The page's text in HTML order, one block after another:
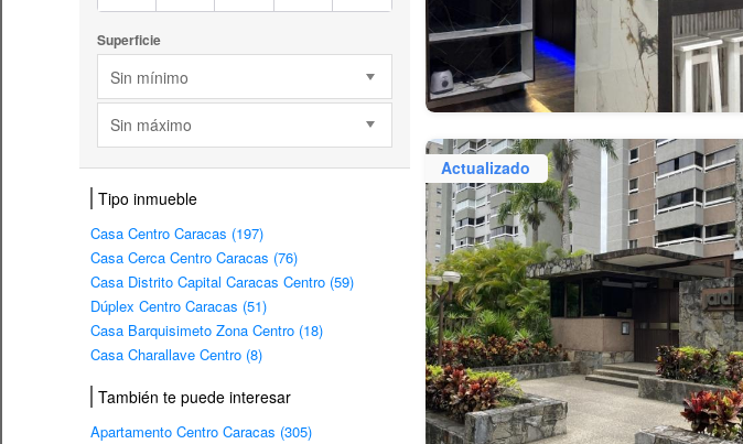
Superficie
Sin mínimo
Sin máximo
Tipo inmueble
Casa Centro Caracas (197)
Casa Cerca Centro Caracas (76)
Casa Distrito Capital Caracas Centro (59)
Dúplex Centro Caracas (51)
Casa Barquisimeto Zona Centro (18)
Casa Charallave Centro (8)
También te puede interesar
Apartamento Centro Caracas (305)
Actualizado